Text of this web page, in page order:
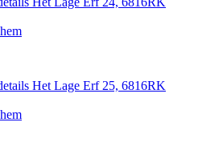
Het Lage Erf 25, 6816RK